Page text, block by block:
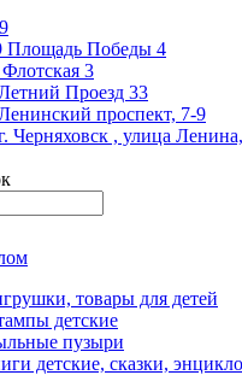
Площадь Победы 4
Флотская 3
Проезд 33
проспект, 7-9
Черняховск , улица
товары для детей
детские
пузыри
детские, сказки,